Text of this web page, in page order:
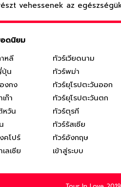
vehessenek az
ดนิยม
าหลี
น
งกง
ก๊า
หวัน
คโปร์
ลเซีย
ทัวร์เวียดนาม
ทัวร์พม่า
ทัวร์ยุโรปตะวันออก
ทัวร์ยุโรปตะวันตก
ทัวร์ตุรกี
ทัวร์รัสเซีย
ทัวร์อังกฤษ
เข้าสู่ระบบ